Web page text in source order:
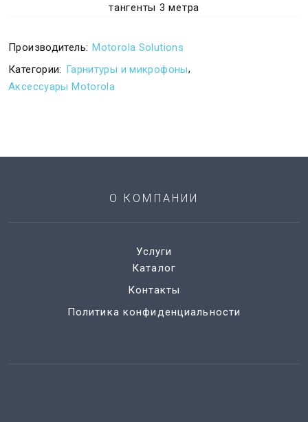
тангенты 3 метра
Производитель: Motorola Solutions
Категории: Гарнитуры и микрофоны,
Аксессуары Motorola
О КОМПАНИИ
Услуги
Каталог
Контакты
Политика конфиденциальности